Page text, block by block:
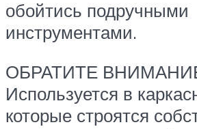
обойтись подручными
инструментами.
ОБРАТИТЕ
Используется в
которые строятся